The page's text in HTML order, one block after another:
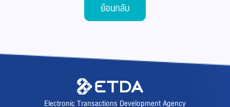
ย้อนกลับ
Electronic Transactions Development Agency